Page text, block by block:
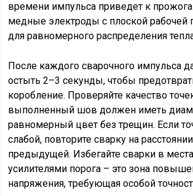
времени импульса приведет к
медные электроды с плоской рабочей
для равномерного распределения
После каждого сварочного импульса
остыть 2–3 секунды, чтобы
коробление. Проверяйте качество
выполненный шов должен иметь
равномерный цвет без трещин. Если
слабой, повторите сварку на
предыдущей. Избегайте сварки в
усилителями порога – это зона
напряжения, требующая особой